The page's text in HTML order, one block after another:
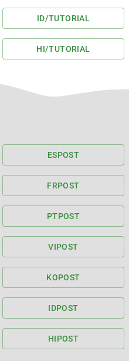
ID/TUTORIAL
HI/TUTORIAL
ESPOST
FRPOST
PTPOST
VIPOST
KOPOST
IDPOST
HIPOST